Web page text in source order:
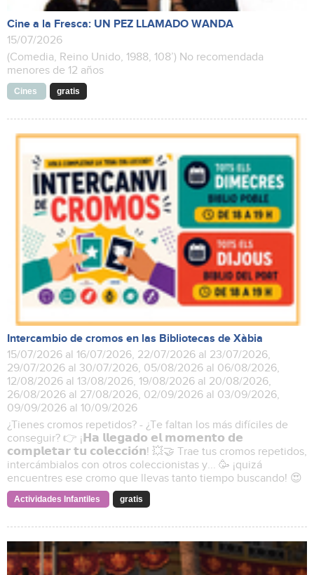
Cine a la Fresca: UN PEZ LLAMADO WANDA
15/07/2026
(Comedia, Reino Unido, 1988, 108’) No recomendada
menores de 12 años
Cines gratis
Intercambio de cromos en las Bibliotecas de Xàbia
15/07/2026 al 16/07/2026, 22/07/2026 al 23/07/2026,
29/07/2026 al 30/07/2026, 05/08/2026 al 06/08/2026,
12/08/2026 al 13/08/2026, 19/08/2026 al 20/08/2026,
26/08/2026 al 27/08/2026, 02/09/2026 al 03/09/2026,
09/09/2026 al 10/09/2026
¿Tienes cromos repetidos? - ¿Te faltan los más difíciles de
conseguir? 👉 ¡𝗛𝗮 𝗹𝗹𝗲𝗴𝗮𝗱𝗼 𝗲𝗹 𝗺𝗼𝗺𝗲𝗻𝘁𝗼 𝗱𝗲
𝗰𝗼𝗺𝗽𝗹𝗲𝘁𝗮𝗿 𝘁𝘂 𝗰𝗼𝗹𝗲𝗰𝗰𝗶𝗼́𝗻! 💥🤝 Trae tus cromos repetidos,
intercámbialos con otros coleccionistas y... 🥳 ¡quizá
encuentres ese cromo que llevas tanto tiempo buscando! 😍
Actividades Infantiles gratis